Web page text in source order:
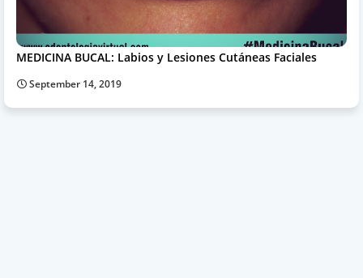
MEDICINA BUCAL: Labios y Lesiones Cutáneas Faciales
September 14, 2019